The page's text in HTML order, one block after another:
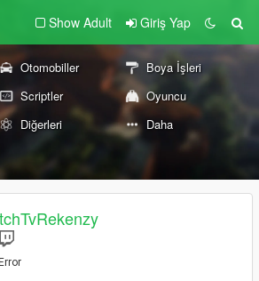
Show Adult Giriş Yap
Otomobiller
Boya İşleri
Scriptler
Oyuncu
Diğerleri Daha